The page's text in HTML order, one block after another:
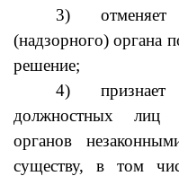
3) отменяет
(надзорного) органа
решение;
4) признает
должностных лиц
органов
существу, в том